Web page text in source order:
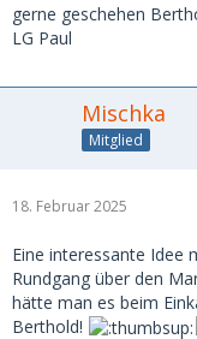
gerne geschehen
LG Paul
Mischka
Mitglied
18. Februar 2025
Eine interessante Idee
Rundgang über den
hätte man es beim
Berthold!